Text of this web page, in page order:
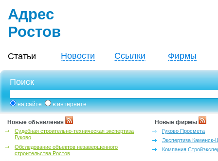
Адрес
Ростов
Статьи Новости Ссылки Фирмы
Поиск
на сайте в интернете
Новые объявления
Судебная строительно-техническая экспертиза
Гуково
Обследование объектов незавершенного
строительства Ростов
Новые фирмы
Гуково Просмета
Экспертиза Каменск-
Компания